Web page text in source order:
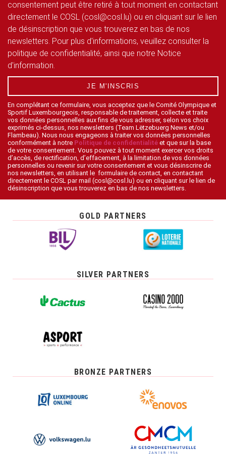
consentement peut être retiré à tout moment en contactant
directement le COSL (cosl@cosl.lu) ou en cliquant sur le lien
de désinscription que vous trouverez en bas de nos
newsletters. Pour plus d'informations, veuillez consulter la
politique de confidentialité, ainsi que notre Notice
d'information.
JE M'INSCRIS
En complétant ce formulaire, vous acceptez que le Comité Olympique et
Sportif Luxembourgeois, responsable de traitement, collecte et traite
vos données personnelles aux fins de vous adresser, selon vos choix
exprimés ci-dessus, nos newsletters (Team Lëtzebuerg News et/ou
Flambeau). Nous nous engageons à traiter vos données personnelles
conformément à notre Politique de confidentialité et que sur la base
de votre consentement. Vous pouvez à tout moment exercer vos droits
d’accès, de rectification, d’effacement, à la limitation de vos données
personnelles ou revenir sur votre consentement et vous désinscrire de
nos newsletters, en utilisant le formulaire de contact, en contactant
directement le COSL par mail (cosl@cosl.lu) ou en cliquant sur le lien de
désinscription que vous trouverez en bas de nos newsletters.
GOLD PARTNERS
SILVER PARTNERS
BRONZE PARTNERS